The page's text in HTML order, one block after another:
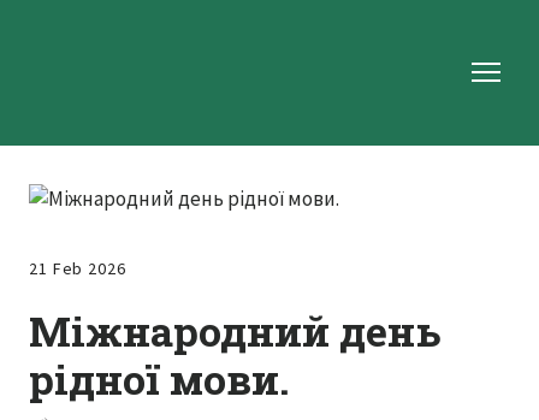
21 Feb 2026
Міжнародний день
рідної мови.